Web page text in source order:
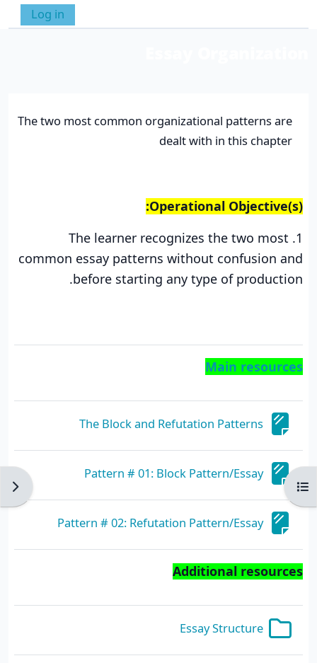
واجهة جانبية
تبديل إدخال البحث
Log in
فتح فهرس المقرر فتح
The two most common organizational patterns are
dealt with in this chapter
Operational Objective(s):
1. The learner recognizes the two most
common essay patterns without confusion and
before starting any type of production.
Main resources
The Block and Refutation Patternsصفحة
Pattern # 01: Block Pattern/Essay
Pattern # 02: Refutation Pattern/Essay
Additional resources
Essay Structure